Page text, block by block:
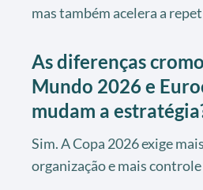
mas também acelera a
As diferenças
Mundo 2026 e
mudam a
Sim. A Copa 2026 exige
organização e mais controle